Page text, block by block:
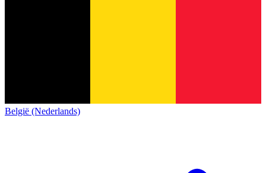
België (Nederlands)